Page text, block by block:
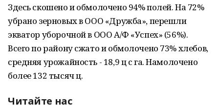
Здесь скошено и обмолочено 94% полей. На 72%
убрано зерновых в ООО «Дружба», перешли
экватор уборочной в ООО А/Ф «Успех» (56%).
Всего по району сжато и обмолочено 73% хлебов,
средняя урожайность - 18,9 ц с га. Намолочено
более 132 тысяч ц.
Читайте нас